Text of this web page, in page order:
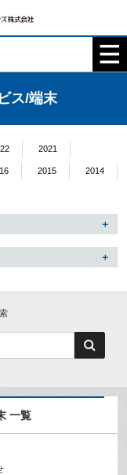
ス/端末
2021
2015 2014
一覧